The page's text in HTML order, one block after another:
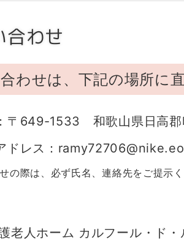
合わせ
わせは、下記の場所に
〒649-1533 和歌山県日高郡
ドレス：
の際は、必ず氏名、連絡先をご提示
老人ホーム カルフール・ド・